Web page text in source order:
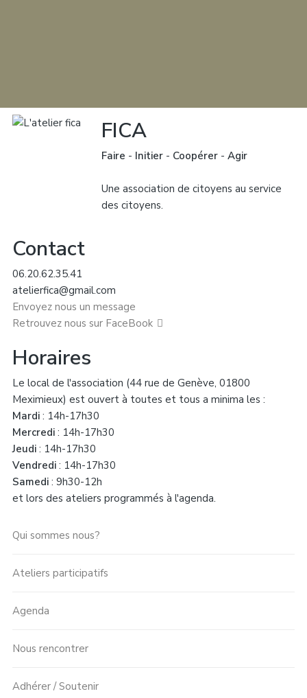
FICA
Faire - Initier- Coopérer- Agir
Une association de citoyens au service
des citoyens.
Contact
06.20.62.35.41
atelierfica@gmail.com
Envoyez nous un message
Retrouvez nous sur FaceBook
Horaires
Le local de l'association (44 rue de Genève, 01800
Meximieux) est ouvert à toutes et tous a minima les :
Mardi: 14h-17h30
Mercredi: 14h-17h30
Jeudi: 14h-17h30
Vendredi: 14h-17h30
Samedi: 9h30-12h
et lors des ateliers programmés à l'agenda.
Qui sommes nous?
Ateliers participatifs
Agenda
Nous rencontrer
Adhérer / Soutenir